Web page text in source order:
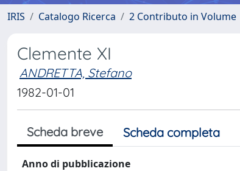
IRIS Catalogo Ricerca 2 Contributo in Volume
Clemente XI
ANDRETTA, Stefano
1982-01-01
Scheda breve Scheda completa
Anno di pubblicazione